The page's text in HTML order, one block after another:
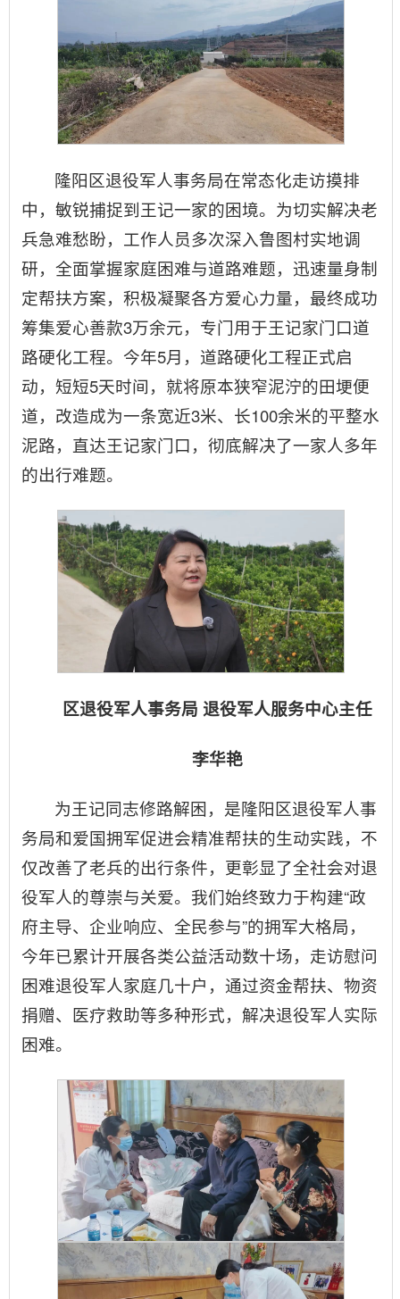
隆阳区退役军人事务局在常态化走访摸排
中，敏锐捕捉到王记一家的困境。为切实解决老
兵急难愁盼，工作人员多次深入鲁图村实地调
研，全面掌握家庭困难与道路难题，迅速量身制
定帮扶方案，积极凝聚各方爱心力量，最终成功
筹集爱心善款3万余元，专门用于王记家门口道
路硬化工程。今年5月，道路硬化工程正式启
动，短短5天时间，就将原本狭窄泥泞的田埂便
道，改造成为一条宽近3米、长100余米的平整水
泥路，直达王记家门口，彻底解决了一家人多年
的出行难题。
区退役军人事务局 退役军人服务中心主任
李华艳
为王记同志修路解困，是隆阳区退役军人事
务局和爱国拥军促进会精准帮扶的生动实践，不
仅改善了老兵的出行条件，更彰显了全社会对退
役军人的尊崇与关爱。我们始终致力于构建“政
府主导、企业响应、全民参与”的拥军大格局，
今年已累计开展各类公益活动数十场，走访慰问
困难退役军人家庭几十户，通过资金帮扶、物资
捐赠、医疗救助等多种形式，解决退役军人实际
困难。